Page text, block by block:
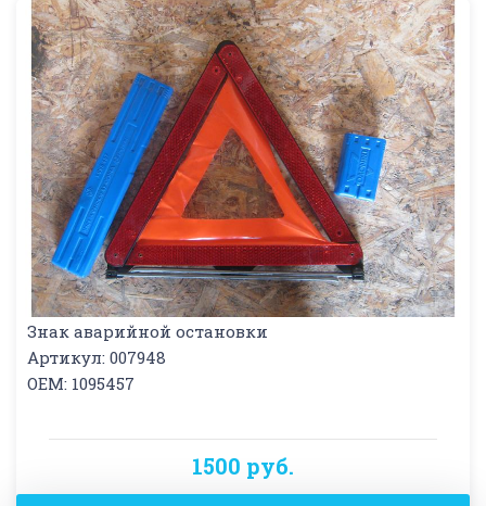
Знак аварийной остановки
Артикул: 007948
OEM: 1095457
1500 руб.